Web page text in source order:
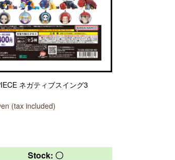
ネガティブスイング3
(tax included)
Stock: 〇